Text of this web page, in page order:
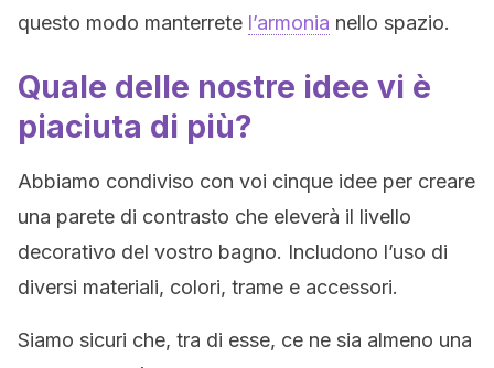
questo modo manterrete l’armonia nello spazio.
Quale delle nostre idee vi è
piaciuta di più?
Abbiamo condiviso con voi cinque idee per creare
una parete di contrasto che eleverà il livello
decorativo del vostro bagno. Includono l’uso di
diversi materiali, colori, trame e accessori.
Siamo sicuri che, tra di esse, ce ne sia almeno una